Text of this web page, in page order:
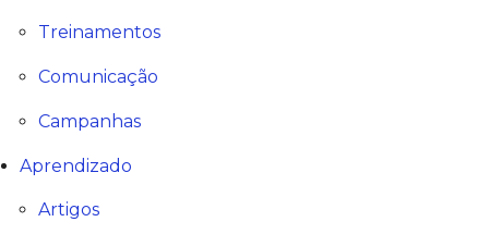
Treinamentos
Comunicação
Campanhas
Aprendizado
Artigos